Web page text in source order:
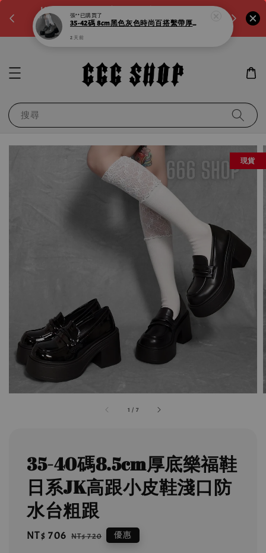
LINE:@noa4230k 客服回覆時間:a.m10:00-
p.m8:00
滿600元
運！滿
搜尋
1 / 7
現貨
35-40碼8.5cm厚底樂福鞋
日系JK高跟小皮鞋淺口防
水台粗跟
Sale
NT$ 706 Regular
NT$ 720 優惠